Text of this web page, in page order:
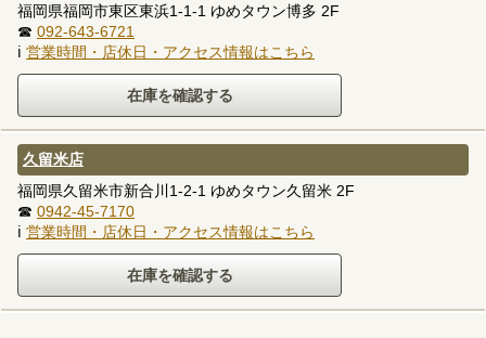
福岡県福岡市東区東浜1-1-1 ゆめタウン博多 2F
☎ 092-643-6721
ℹ 営業時間・店休日・アクセス情報はこちら
久留米店
福岡県久留米市新合川1-2-1 ゆめタウン久留米 2F
☎ 0942-45-7170
ℹ 営業時間・店休日・アクセス情報はこちら